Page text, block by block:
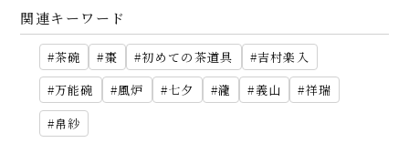
関連キーワード
茶碗 棗 初めての茶道具
吉村楽入
万能碗
風炉 七夕 瀧 義山
祥瑞
帛紗